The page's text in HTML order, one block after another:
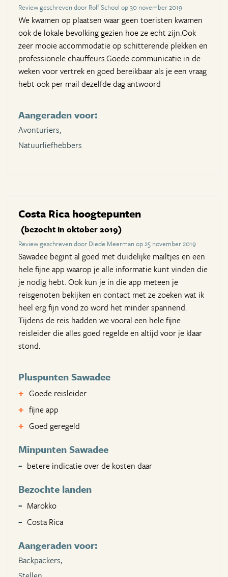
Review geschreven door Rolf School op 30 november 2019
We kwamen op plaatsen waar geen toeristen kwamen
ook de lokale bevolking gezien hoe ze echt zijn.Ook
zeer mooie accommodatie op schitterende plekken en
professionele chauffeurs.Goede communicatie in de
weken voor vertrek en goed bereikbaar als je een vraag
hebt ook per mail dezelfde dag antwoord
Aangeraden voor:
Avonturiers,
Natuurliefhebbers
Costa Rica hoogtepunten
(bezocht in oktober 2019)
Review geschreven door Diede Meerman op 25 november 2019
Sawadee begint al goed met duidelijke mailtjes en een
hele fijne app waarop je alle informatie kunt vinden die
je nodig hebt. Ook kun je in die app meteen je
reisgenoten bekijken en contact met ze zoeken wat ik
heel erg fijn vond zo word het minder spannend.
Tijdens de reis hadden we vooral een hele fijne
reisleider die alles goed regelde en altijd voor je klaar
stond.
Pluspunten Sawadee
Goede reisleider
fijne app
Goed geregeld
Minpunten Sawadee
betere indicatie over de kosten daar
Bezochte landen
Marokko
Costa Rica
Aangeraden voor:
Backpackers,